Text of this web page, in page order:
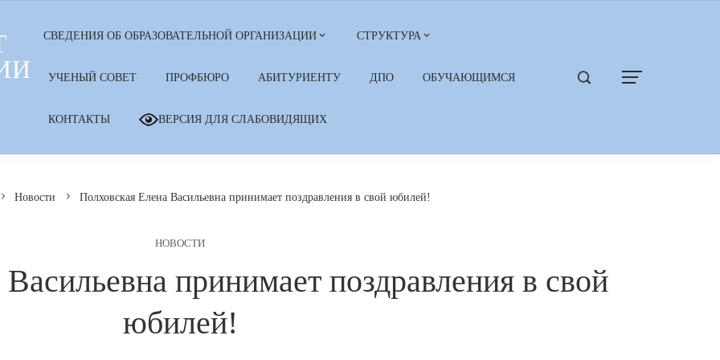
СВЕДЕНИЯ ОБ ОБРАЗОВАТЕЛЬНОЙ ОРГАНИЗАЦИИ СТРУКТУРА
УЧЕНЫЙ СОВЕТ ПРОФБЮРО АБИТУРИЕНТУ ДПО ОБУЧАЮЩИМСЯ
КОНТАКТЫ ВЕРСИЯ ДЛЯ СЛАБОВИДЯЩИХ
Новости Полховская Елена Васильевна принимает поздравления в свой юбилей!
НОВОСТИ
принимает поздравления в свой
юбилей!